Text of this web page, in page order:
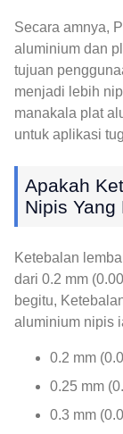
Secara amnya,
aluminium dan
tujuan
menjadi lebih
manakala plat
untuk aplikasi
Apakah
Nipis Yang
Ketebalan
dari 0.2 mm
begitu,
aluminium nipis
0.2 mm
0.25 mm
0.3 mm